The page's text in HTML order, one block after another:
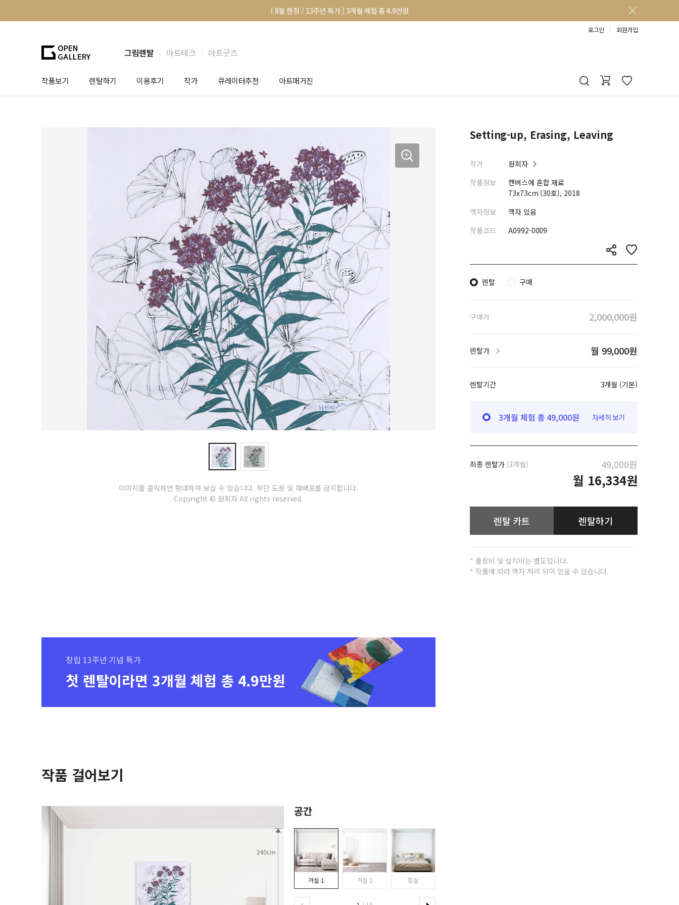
[ 8월 한정 / 13주년 특가 ] 3개월 체험 총 4.9만원
로그인 회원가입
그림렌탈 아트테크 아트굿즈
작품보기 렌탈하기
법인상담
이용후기
법인 고객
작가
작가공모
큐레이터추천
작품선택 Tip
그림인테리어 Tip
테마별 추천
아트매거진
미술 이야기
아트 딕셔너리
이미지를 클릭하면 확대하여 보실 수 있습니다. 무단 도용 및 재배포를 금지합니다.
Copyright © 원희자 All rights reserved.
Setting-up, Erasing, Leaving
작가
원희자
작품정보
캔버스에 혼합 재료
73x73cm (30호), 2018
액자정보
액자 있음
작품코드
A0992-0009
렌탈 구매
구매가 2,000,000원
렌탈가 월 99,000원
렌탈기간 3개월 (기본)
3개월 체험 총 49,000원 자세히 보기
최종 렌탈가(3개월) 49,000원
월 16,334원
렌탈 카트 렌탈하기
* 출장비 및 설치비는 별도입니다.
* 작품에 따라 액자 처리 되어 있을 수 있습니다.
창립 13주년 기념 특가
첫 렌탈이라면 3개월 체험 총 4.9만원
작품 걸어보기
공간
거실 1 거실 2 침실